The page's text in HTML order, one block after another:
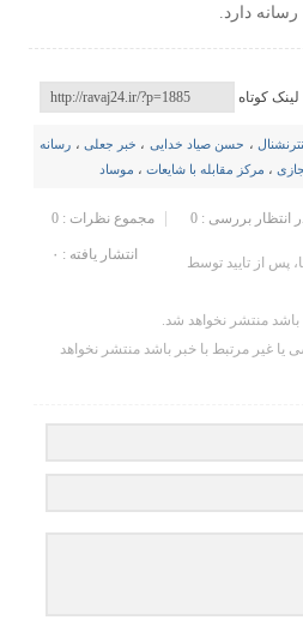
دارد.
لینک کوتاه
، حسن صیاد خدایی ، خبر جعلی ، رسانه‌
، مرکز مقابله با شایعات ، موساد
مجموع نظرات : 0 انتظار بررسی : 0
انتشار یافته : ۰
از تایید توسط
باشد منتشر نخواهد شد.
یا غیر مرتبط با خبر باشد منتشر نخواهد